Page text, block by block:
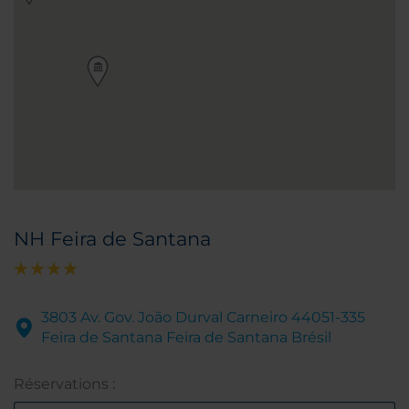
NH Feira de Santana
3803 Av. Gov. João Durval Carneiro 44051-335
Feira de Santana Feira de Santana Brésil
Réservations :